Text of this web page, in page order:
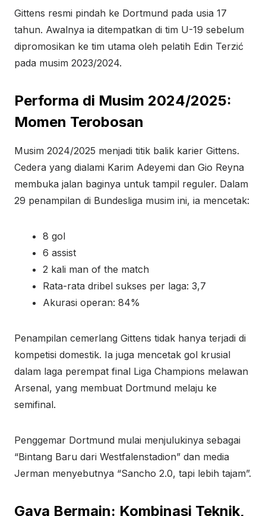
Gittens resmi pindah ke Dortmund pada usia 17
tahun. Awalnya ia ditempatkan di tim U-19 sebelum
dipromosikan ke tim utama oleh pelatih Edin Terzić
pada musim 2023/2024.
Performa di Musim 2024/2025:
Momen Terobosan
Musim 2024/2025 menjadi titik balik karier Gittens.
Cedera yang dialami Karim Adeyemi dan Gio Reyna
membuka jalan baginya untuk tampil reguler. Dalam
29 penampilan di Bundesliga musim ini, ia mencetak:
8 gol
6 assist
2 kali man of the match
Rata-rata dribel sukses per laga: 3,7
Akurasi operan: 84%
Penampilan cemerlang Gittens tidak hanya terjadi di
kompetisi domestik. Ia juga mencetak gol krusial
dalam laga perempat final Liga Champions melawan
Arsenal, yang membuat Dortmund melaju ke
semifinal.
Penggemar Dortmund mulai menjulukinya sebagai
“Bintang Baru dari Westfalenstadion” dan media
Jerman menyebutnya “Sancho 2.0, tapi lebih tajam”.
Gaya Bermain: Kombinasi Teknik,